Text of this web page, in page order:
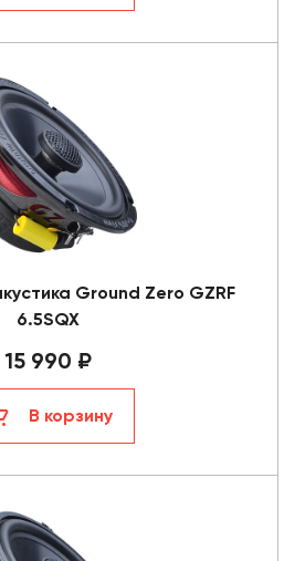
Ground Zero GZRF
6.5SQX
15 990 ₽
В корзину